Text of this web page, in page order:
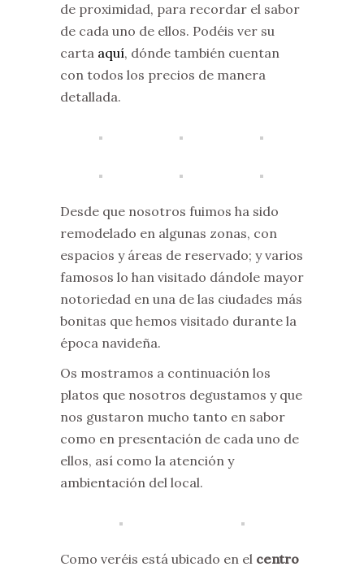
de proximidad, para recordar el sabor
de cada uno de ellos. Podéis ver su
carta aquí, dónde también cuentan
con todos los precios de manera
detallada.
Desde que nosotros fuimos ha sido
remodelado en algunas zonas, con
espacios y áreas de reservado; y varios
famosos lo han visitado dándole mayor
notoriedad en una de las ciudades más
bonitas que hemos visitado durante la
época navideña.
Os mostramos a continuación los
platos que nosotros degustamos y que
nos gustaron mucho tanto en sabor
como en presentación de cada uno de
ellos, así como la atención y
ambientación del local.
Como veréis está ubicado en el centro